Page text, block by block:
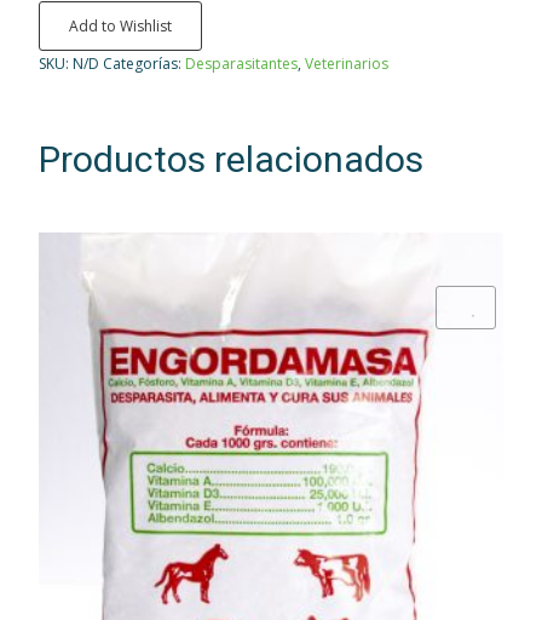
Add to Wishlist
SKU: N/D Categorías: Desparasitantes,Veterinarios
Productos relacionados